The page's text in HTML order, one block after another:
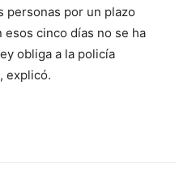
personas por un plazo
esos cinco días no se ha
obliga a la policía
explicó.